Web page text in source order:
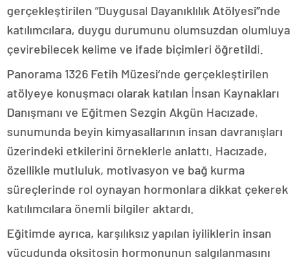
gerçekleştirilen “Duygusal Dayanıklılık Atölyesi”nde
katılımcılara, duygu durumunu olumsuzdan olumluya
çevirebilecek kelime ve ifade biçimleri öğretildi.
Panorama 1326 Fetih Müzesi’nde gerçekleştirilen
atölyeye konuşmacı olarak katılan İnsan Kaynakları
Danışmanı ve Eğitmen Sezgin Akgün Hacızade,
sunumunda beyin kimyasallarının insan davranışları
üzerindeki etkilerini örneklerle anlattı. Hacızade,
özellikle mutluluk, motivasyon ve bağ kurma
süreçlerinde rol oynayan hormonlara dikkat çekerek
katılımcılara önemli bilgiler aktardı.
Eğitimde ayrıca, karşılıksız yapılan iyiliklerin insan
vücudunda oksitosin hormonunun salgılanmasını